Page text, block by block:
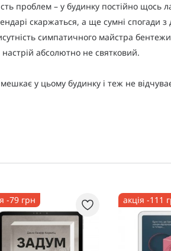
проблем – у будинку постійно щось
скаржаться, а ще сумні спогади з
симпатичного майстра
абсолютно не святковий.
у цьому будинку і теж не
-79 грн акція -111